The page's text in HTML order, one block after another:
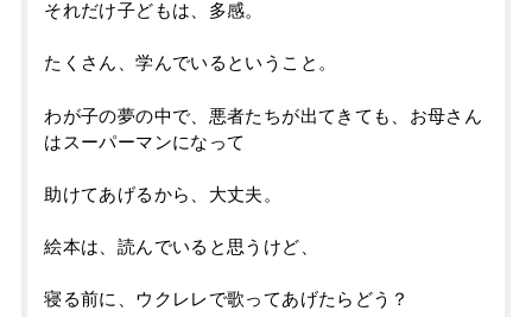
それだけ子どもは、多感。
たくさん、学んでいるということ。
わが子の夢の中で、悪者たちが出てきても、お母さん
はスーパーマンになって
助けてあげるから、大丈夫。
絵本は、読んでいると思うけど、
寝る前に、ウクレレで歌ってあげたらどう？